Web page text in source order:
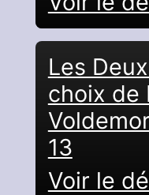
Les
choix de
13
Voir le